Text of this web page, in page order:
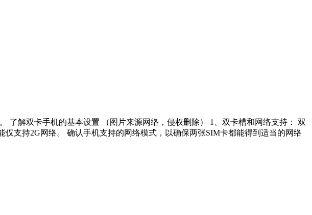
了解双卡手机的基本设置 （图片来源网络，侵权删除） 1、双卡槽和网络支持： 双
支持2G网络。 确认手机支持的网络模式，以确保两张SIM卡都能得到适当的网络